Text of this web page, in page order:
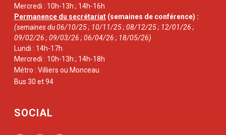
Mercredi : 10h-13h ; 14h-16h
Permanence du secrétariat (semaines de conférence) :
(semaines du 06/10/25 ; 10/11/25 ; 08/12/25 ; 12/01/26 ;
09/02/26 ; 09/03/26 ; 06/04/26 ; 18/05/26)
Lundi : 14h-17h
Mercredi : 10h-13h ; 14h-18h
Métro : Villiers ou Monceau
Bus 30 et 94
SOCIAL